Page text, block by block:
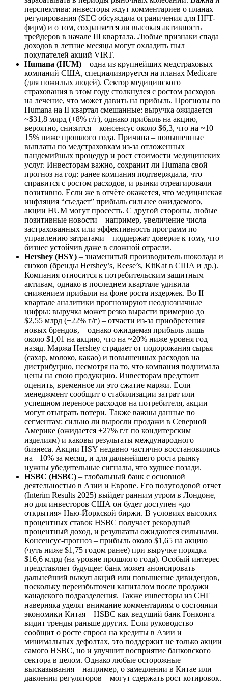
перспектива: инвесторы ждут комментариев о планах
регулирования (SEC обсуждала ограничения для HFT-
фирм) и о том, сохраняется ли высокая активность
трейдеров в начале III квартала. Любые признаки спада
доходов в летние месяцы могут охладить пыл
покупателей акций VIRT.
Humana (HUM) – одна из крупнейших медстраховых
компаний США, специализируется на планах Medicare
(для пожилых людей). Сектор медицинского
страхования в этом году столкнулся с ростом расходов
на лечение, что может давить на прибыль. Прогнозы по
Humana на II квартал смешанные: выручка ожидается
~$31,8 млрд (+8% г/г), однако прибыль на акцию,
вероятно, снизится – консенсус около $6,3, что на ~10–
15% ниже прошлого года. Причина – повышенные
выплаты по медстраховкам из-за отложенных
пандемийных процедур и рост стоимости медицинских
услуг. Инвесторам важно, сохранит ли Humana свой
прогноз на год: ранее компания подтверждала, что
справится с ростом расходов, и рынки отреагировали
позитивно. Если же в отчёте окажется, что медицинская
инфляция “съедает” прибыль сильнее ожидаемого,
акции HUM могут просесть. С другой стороны, любые
позитивные новости – например, увеличение числа
застрахованных или эффективность программ по
управлению затратами – поддержат доверие к тому, что
бизнес устойчив даже в сложной отрасли.
Hershey (HSY) – знаменитый производитель шоколада и
снэков (бренды Hershey’s, Reese’s, KitKat в США и др.).
Компания относится к потребительским защитным
активам, однако в последнем квартале удивила
снижением прибыли на фоне роста издержек. Во II
квартале аналитики прогнозируют неоднозначные
цифры: выручка может резко вырасти примерно до
$2,55 млрд (+22% г/г) – отчасти из-за приобретения
новых брендов, – однако ожидаемая прибыль лишь
около $1,01 на акцию, что на ~20% ниже уровня год
назад. Маржа Hershey страдает от подорожания сырья
(сахар, молоко, какао) и повышенных расходов на
дистрибуцию, несмотря на то, что компания поднимала
цены на свою продукцию. Инвесторам предстоит
оценить, временное ли это сжатие маржи. Если
менеджмент сообщит о стабилизации затрат или
успешном переносе расходов на потребителя, акции
могут отыграть потери. Также важны данные по
сегментам: сильно ли выросли продажи в Северной
Америке (ожидается +27% г/г по кондитерским
изделиям) и каковы результаты международного
бизнеса. Акции HSY недавно частично восстановились
на +10% за месяц, и для дальнейшего роста рынку
нужны убедительные сигналы, что худшее позади.
HSBC (HSBC) – глобальный банк с основной
деятельностью в Азии и Европе. Его полугодовой отчет
(Interim Results 2025) выйдет ранним утром в Лондоне,
но для инвесторов США он будет доступен «до
открытия» Нью-Йоркской биржи. В условиях высоких
процентных ставок HSBC получает рекордный
процентный доход, и результаты ожидаются сильными.
Консенсус-прогноз – прибыль около $1,65 на акцию
(чуть ниже $1,75 годом ранее) при выручке порядка
$16,6 млрд (на уровне прошлого года). Особый интерес
представляет будущее: банк может анонсировать
дальнейший выкуп акций или повышение дивидендов,
поскольку переизбыточен капиталом после продажи
канадского подразделения. Также инвесторы из СНГ
наверняка уделят внимание комментариям о состоянии
экономики Китая – HSBC как ведущий банк Гонконга
видит тренды раньше других. Если руководство
сообщит о росте спроса на кредиты в Азии и
минимальных дефолтах, это поддержит не только акции
самого HSBC, но и улучшит восприятие банковского
сектора в целом. Однако любые осторожные
высказывания – например, о замедлении в Китае или
давлении регуляторов – могут сдержать рост котировок.